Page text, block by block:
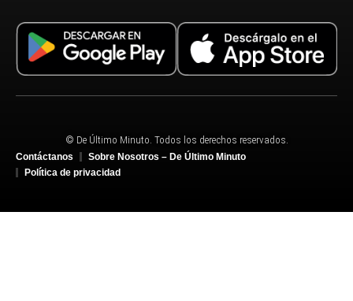
© De Último Minuto. Todos los derechos reservados.
Contáctanos
Sobre Nosotros – De Último Minuto
Política de privacidad